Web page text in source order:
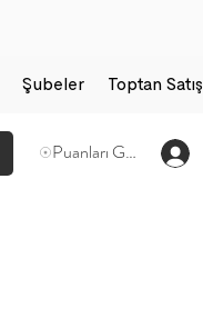
Şubeler Toptan Satış
Puanları Görüntüle